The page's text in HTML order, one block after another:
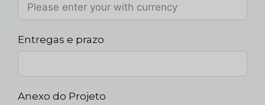
Entregas e prazo
Anexo do Projeto